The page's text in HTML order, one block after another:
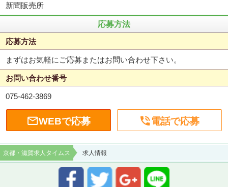
新聞販売所
応募方法
応募方法
まずはお気軽にご応募またはお問い合わせ下さい。
お問い合わせ番号
075-462-3869
WEBで応募 電話で応募
京都・滋賀求人タイムス 求人情報